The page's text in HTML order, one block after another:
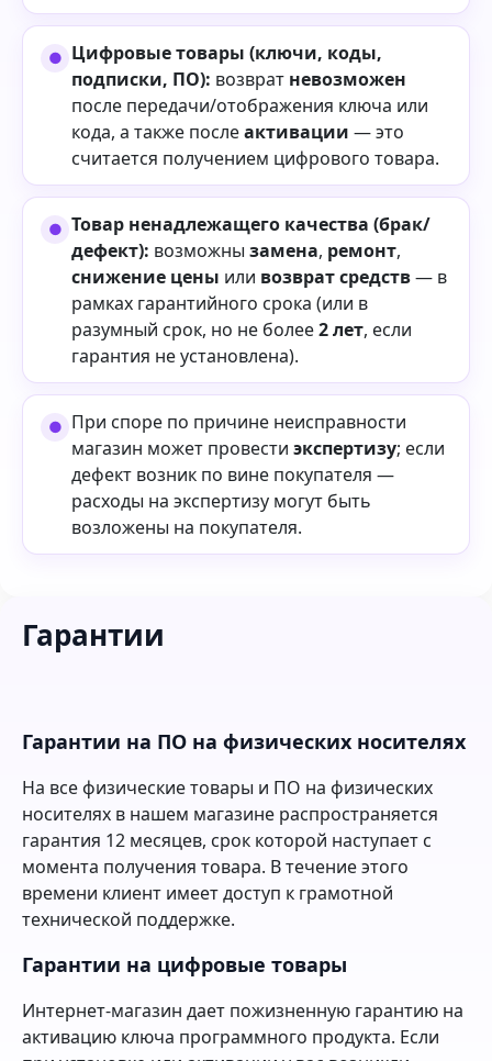
Цифровые товары (ключи, коды,
подписки, ПО): возврат невозможен
после передачи/отображения ключа или
кода, а также послеактивации — это
считается получением цифрового товара.
Товар ненадлежащего качества (брак/
дефект): возможны замена, ремонт,
снижение цены или возврат средств— в
рамках гарантийного срока (или в
разумный срок, но не более2 лет, если
гарантия не установлена).
При споре по причине неисправности
магазин может провести экспертизу; если
дефект возник по вине покупателя —
расходы на экспертизу могут быть
возложены на покупателя.
Гарантии
Гарантии на ПО на физических носителях
На все физические товары и ПО на физических
носителях в нашем магазине распространяется
гарантия 12 месяцев, срок которой наступает с
момента получения товара. В течение этого
времени клиент имеет доступ к грамотной
технической поддержке.
Гарантии на цифровые товары
Интернет-магазин дает пожизненную гарантию на
активацию ключа программного продукта. Если